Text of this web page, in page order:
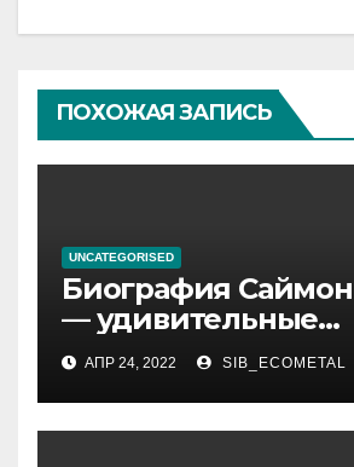
ПОХОЖАЯ ЗАПИСЬ
UNCATEGORISED
Биография
— удивительные
подробности из
актера, которые вы
обязательно
АПР 24, 2022 SIB_ECOMETAL